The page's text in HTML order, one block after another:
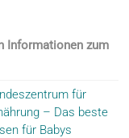
Informationen zum
für
– Das beste
für Babys